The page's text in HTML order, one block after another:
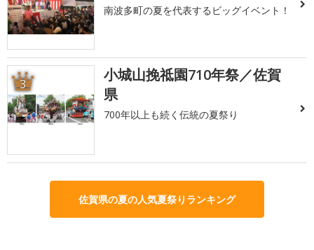
南波多町の夏を代表するビッグイベント！
3
小城山挽祗園710年祭／佐賀
県
700年以上も続く伝統の夏祭り
佐賀県の夏の人気夏祭りランキング